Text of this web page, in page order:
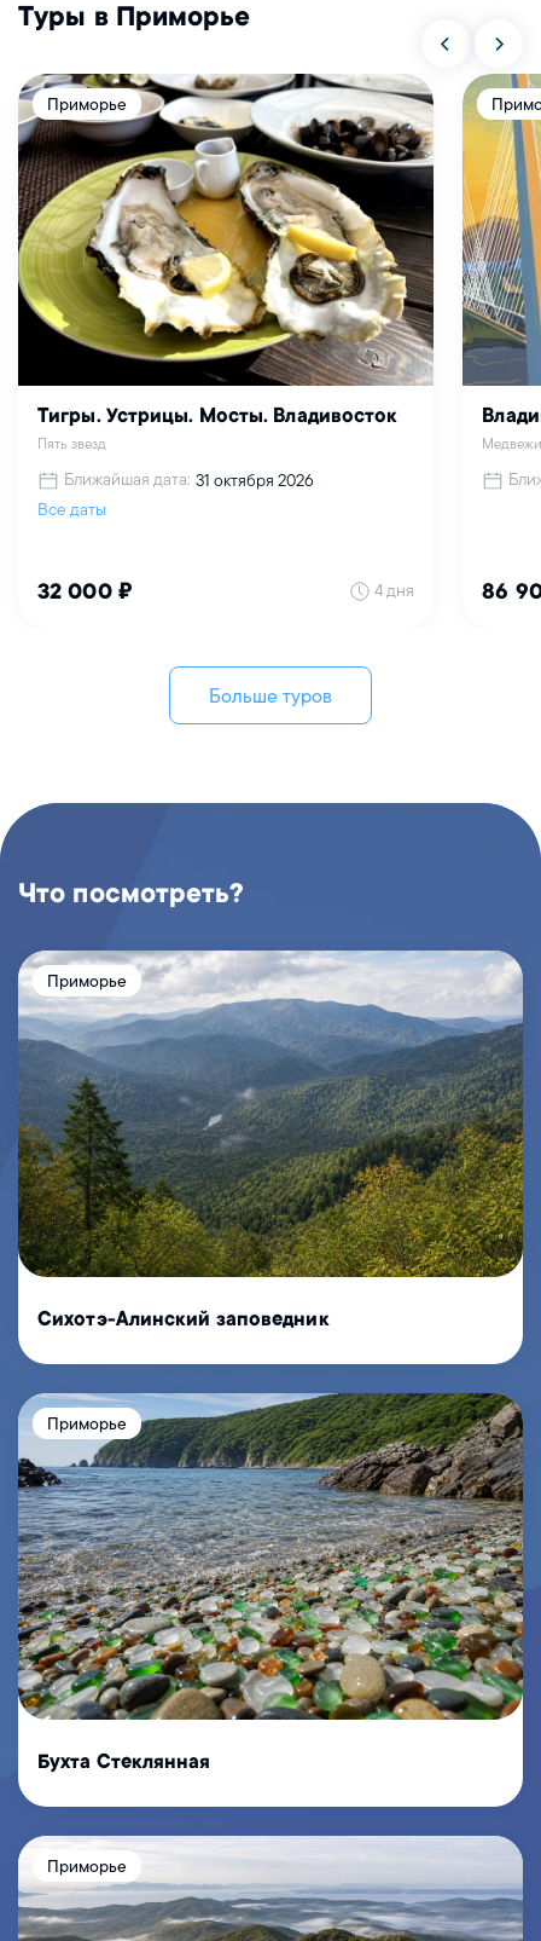
Туры в Приморье
Приморье
Тигры. Устрицы. Мосты. Владивосток
Пять звезд
Ближайшая дата: 31 октября 2026
Все даты
32 000 ₽ 4 дня 86
Больше туров
Что посмотреть?
Сихотэ-Алинский заповедник
Приморье
Бухта Стеклянная
Приморье
Приморье